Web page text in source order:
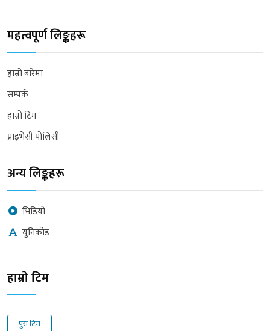
महत्वपूर्ण लिङ्कहरू
हाम्रो बारेमा
सम्पर्क
हाम्रो टिम
प्राइभेसी पोलिसी
अन्य लिङ्कहरू
भिडियो
युनिकोड
हाम्रो टिम
पुरा टिम